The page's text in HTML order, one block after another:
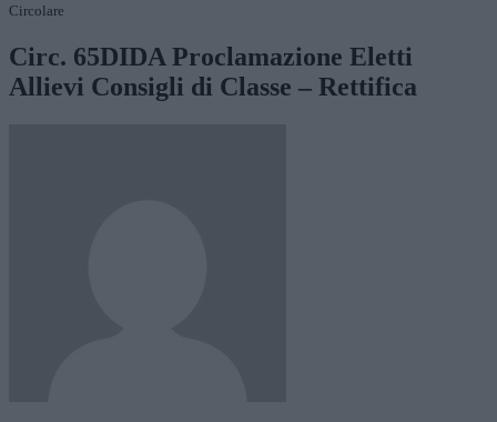
Circolare
Circ. 65DIDA Proclamazione Eletti
Allievi Consigli di Classe – Rettifica